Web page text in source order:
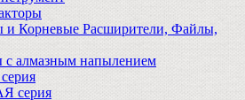
и Корневые Расширители, Файлы,
с алмазным напылением
серия